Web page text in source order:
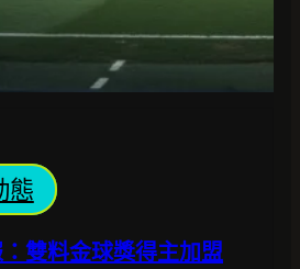
態
雙料金球獎得主加盟